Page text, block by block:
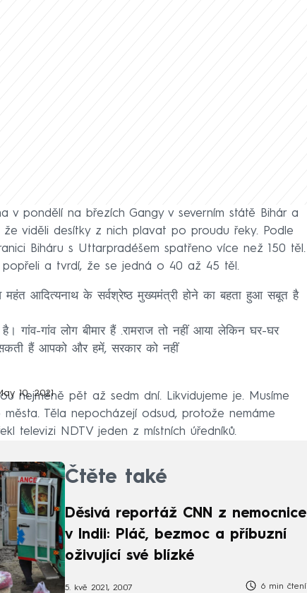
v pondělí na březích Gangy v severním státě Bihár a
že viděli desítky z nich plavat po proudu řeky. Podle
Biháru s Uttarpradéšem spatřeno více než 150 těl.
popřeli a tvrdí, že se jedná o 40 až 45 těl.
आदित्यनाथ के सर्वश्रेष्ठ मुख्यमंत्री होने का बहता हुआ सबूत है
गांव-गांव लोग बीमार हैं .रामराज तो नहीं आया लेकिन घर-घर
हैं आपको और हमें, सरकार को नहीं
10, 2021
nejméně pět až sedm dní. Likvidujeme je. Musíme
Těla nepocházejí odsud, protože nemáme
televizi NDTV jeden z místních úředníků.
Čtěte také
Děsivá reportáž CNN z nemocnice
v Indii: Pláč, bezmoc a příbuzní
oživující své blízké
5. kvě 2021, 20:07 6 min čtení